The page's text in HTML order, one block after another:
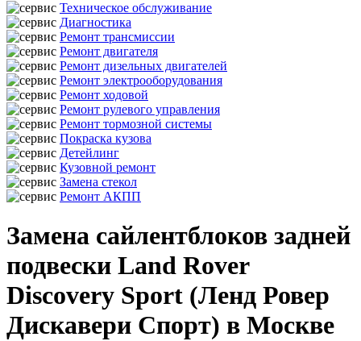
Техническое обслуживание
Диагностика
Ремонт трансмиссии
Ремонт двигателя
Ремонт дизельных двигателей
Ремонт электрооборудования
Ремонт ходовой
Ремонт рулевого управления
Ремонт тормозной системы
Покраска кузова
Детейлинг
Кузовной ремонт
Замена стекол
Ремонт АКПП
Замена сайлентблоков задней
подвески Land Rover
Discovery Sport (Ленд Ровер
Дискавери Спорт) в Москве